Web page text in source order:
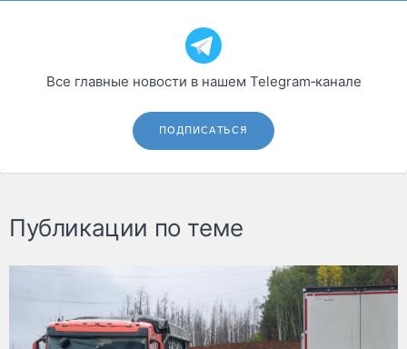
Все главные новости в нашем Telegram‑канале
ПОДПИСАТЬСЯ
Публикации по теме